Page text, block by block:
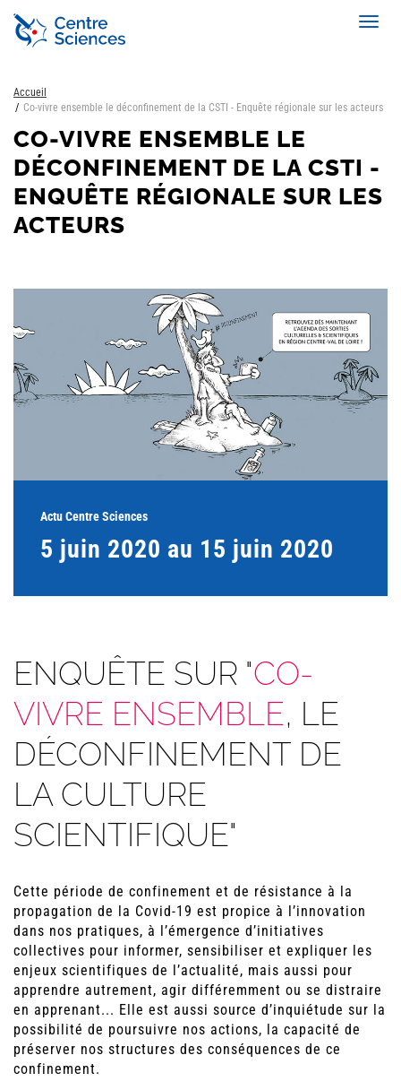
Aller
contenu
Accueil
Co-vivre ensemble le déconfinement de la CSTI - Enquête régionale sur les acteurs
CO-VIVRE ENSEMBLE LE
DÉCONFINEMENT DE LA CSTI -
ENQUÊTE RÉGIONALE SUR LES
ACTEURS
Actu Centre Sciences
5 juin 2020 au 15 juin 2020
ENQUÊTE SUR "CO-
VIVRE ENSEMBLE, LE
DÉCONFINEMENT DE
LA CULTURE
SCIENTIFIQUE"
Cette période de confinement et de résistance à la
propagation de la Covid-19 est propice à l’innovation
dans nos pratiques, à l’émergence d’initiatives
collectives pour informer, sensibiliser et expliquer les
enjeux scientifiques de l’actualité, mais aussi pour
apprendre autrement, agir différemment ou se distraire
en apprenant... Elle est aussi source d’inquiétude sur la
possibilité de poursuivre nos actions, la capacité de
préserver nos structures des conséquences de ce
confinement.